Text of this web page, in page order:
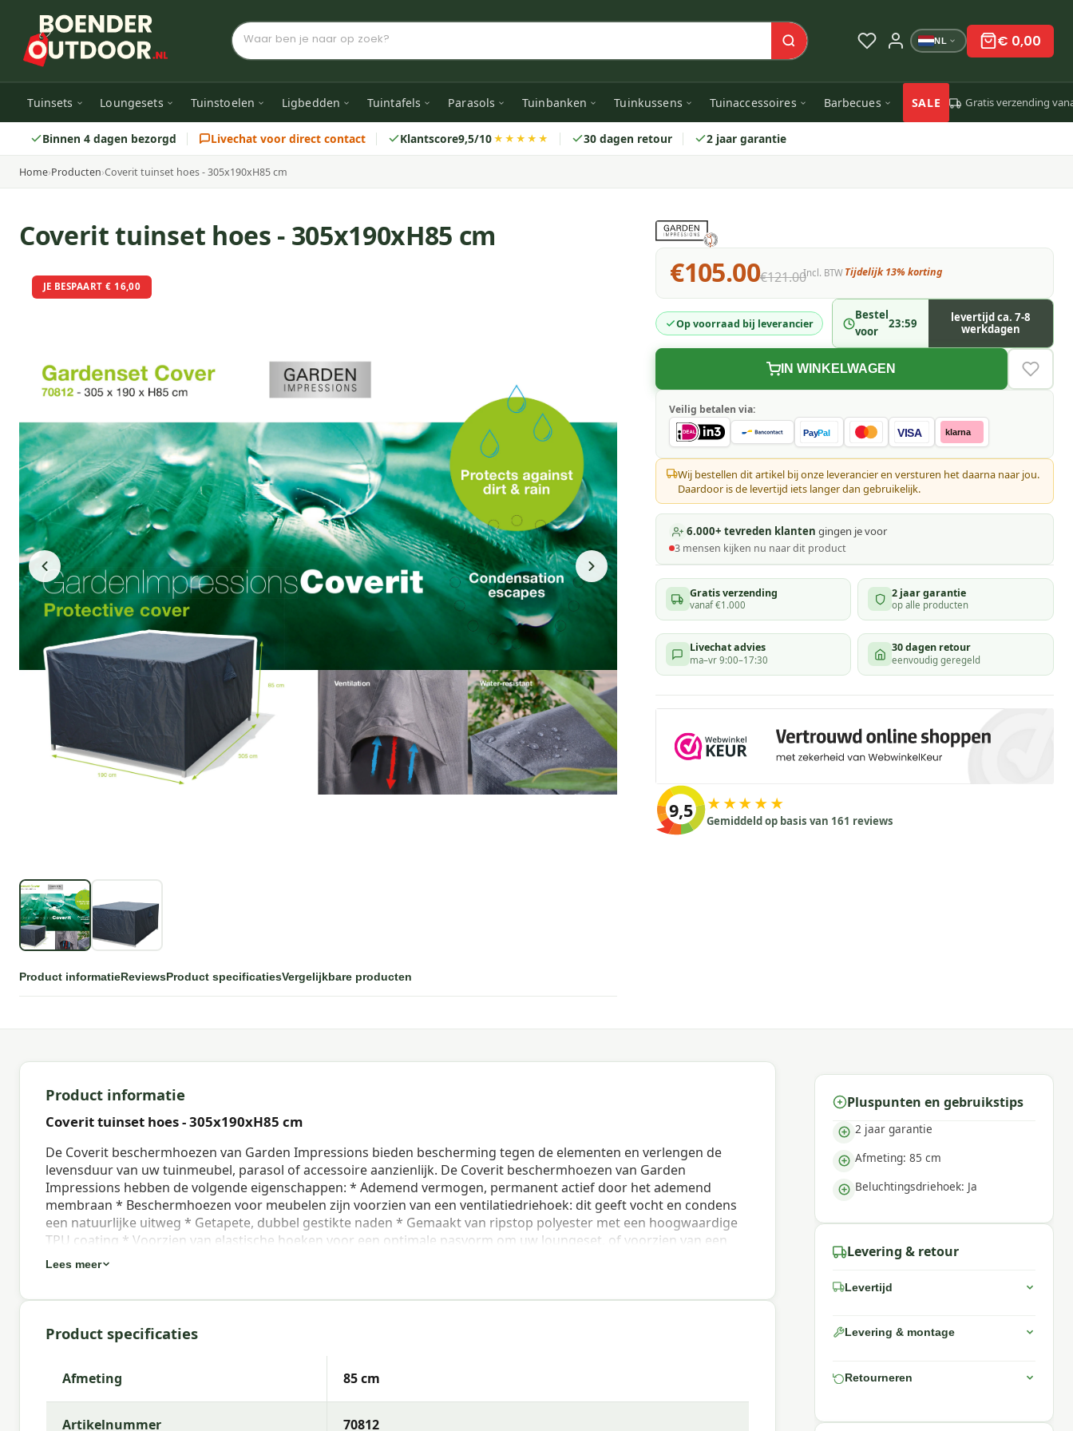
NL € 0,00
Tuinsets Loungesets Tuinstoelen Ligbedden Tuintafels Parasols Tuinbanken Tuinkussens Tuinaccessoires Barbecues SALE Gratis verzending
Binnen 4 dagen bezorgd Livechat voor direct contact Klantscore9,5/10★★★★★ 30 dagen retour 2 jaar garantie
Home›Producten›Coverit tuinset hoes - 305x190xH85 cm
Coverit tuinset hoes - 305x190xH85 cm
JE BESPAART € 16,00
Product informatieReviewsProduct specificatiesVergelijkbare producten
€105.00€121.00Incl. BTW Tijdelijk 13% korting
Op voorraad bij leverancier
Bestel
voor
23:59
levertijd ca. 7-8
werkdagen
IN WINKELWAGEN
Veilig betalen via:
PayPal VISA klarna
Wij bestellen dit artikel bij onze leverancier en versturen het daarna naar jou.
Daardoor is de levertijd iets langer dan gebruikelijk.
6.000+ tevreden klanten gingen je voor
3 mensen kijken nu naar dit product
Gratis verzending
vanaf €1.000
2 jaar garantie
op alle producten
Livechat advies
ma–vr 9:00–17:30
30 dagen retour
eenvoudig geregeld
9,5 ★★★★★
Gemiddeld op basis van 161 reviews
Product informatie
Coverit tuinset hoes - 305x190xH85 cm
De Coverit beschermhoezen van Garden Impressions bieden bescherming tegen de elementen en verlengen de
levensduur van uw tuinmeubel, parasol of accessoire aanzienlijk. De Coverit beschermhoezen van Garden
Impressions hebben de volgende eigenschappen: * Ademend vermogen, permanent actief door het ademend
membraan * Beschermhoezen voor meubelen zijn voorzien van een ventilatiedriehoek: dit geeft vocht en condens
een natuurlijke uitweg * Getapete, dubbel gestikte naden * Gemaakt van ripstop polyester met een hoogwaardige
TPU coating * Voorzien van elastische hoeken voor een optimale pasvorm om uw loungeset, of voorzien van een
sluitkoord voor een optimale pasvorm om uw parasol of barbecue * Waterafstotend * Eenvoudig in gebruik Een
pagina over privacy, veiligheid en cookies. Klik op de knop 'Accepteren' om de cookies te accepteren. Of kies er voor
Eigenschappen Coverit tuinset hoes - 305x190xH85 cm
Lees meer
Product specificaties
Afmeting 85 cm
Artikelnummer 70812
Pluspunten en gebruikstips
2 jaar garantie
Afmeting: 85 cm
Beluchtingsdriehoek: Ja
Levering & retour
Levertijd
Levering & montage
Retourneren